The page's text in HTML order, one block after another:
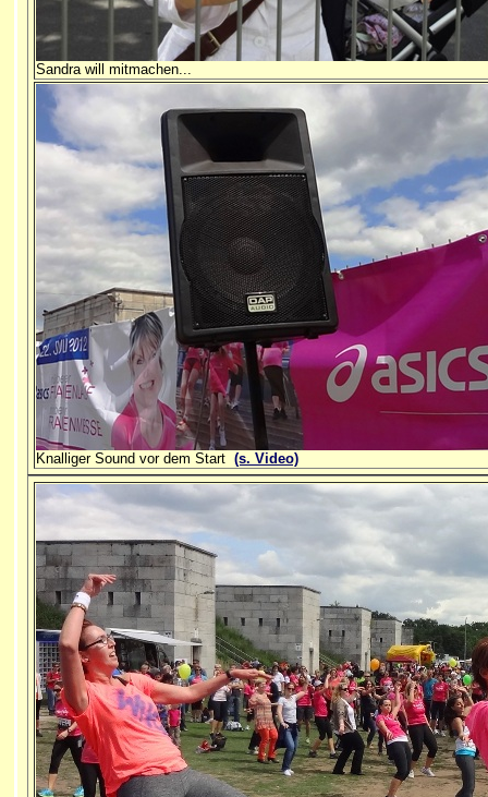
Sandra will mitmachen...
Knalliger Sound vor dem Start (s. Video)